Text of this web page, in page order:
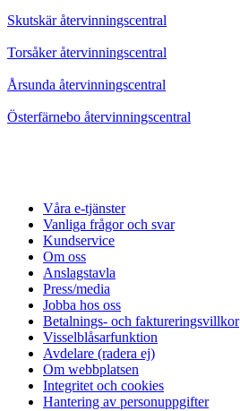
Skutskär återvinningscentral
Torsåker återvinningscentral
Årsunda återvinningscentral
Österfärnebo återvinningscentral
Våra e-tjänster
Vanliga frågor och svar
Kundservice
Om oss
Anslagstavla
Press/media
Jobba hos oss
Betalnings- och faktureringsvillkor
Visselblåsarfunktion
Avdelare (radera ej)
Om webbplatsen
Integritet och cookies
Hantering av personuppgifter